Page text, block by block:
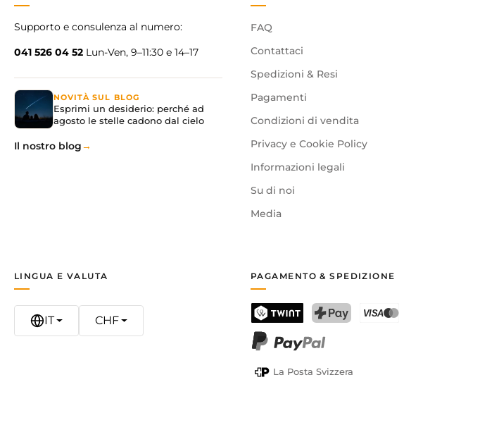
Supporto e consulenza al numero:
041 526 04 52 Lun-Ven, 9–11:30 e 14–17
NOVITÀ SUL BLOG
Esprimi un desiderio: perché ad
agosto le stelle cadono dal cielo
Il nostro blog
FAQ
Contattaci
Spedizioni & Resi
Pagamenti
Condizioni di vendita
Privacy e Cookie Policy
Informazioni legali
Su di noi
Media
PAGAMENTO & SPEDIZIONE
TWINT
La Posta Svizzera
LINGUA E VALUTA
IT CHF